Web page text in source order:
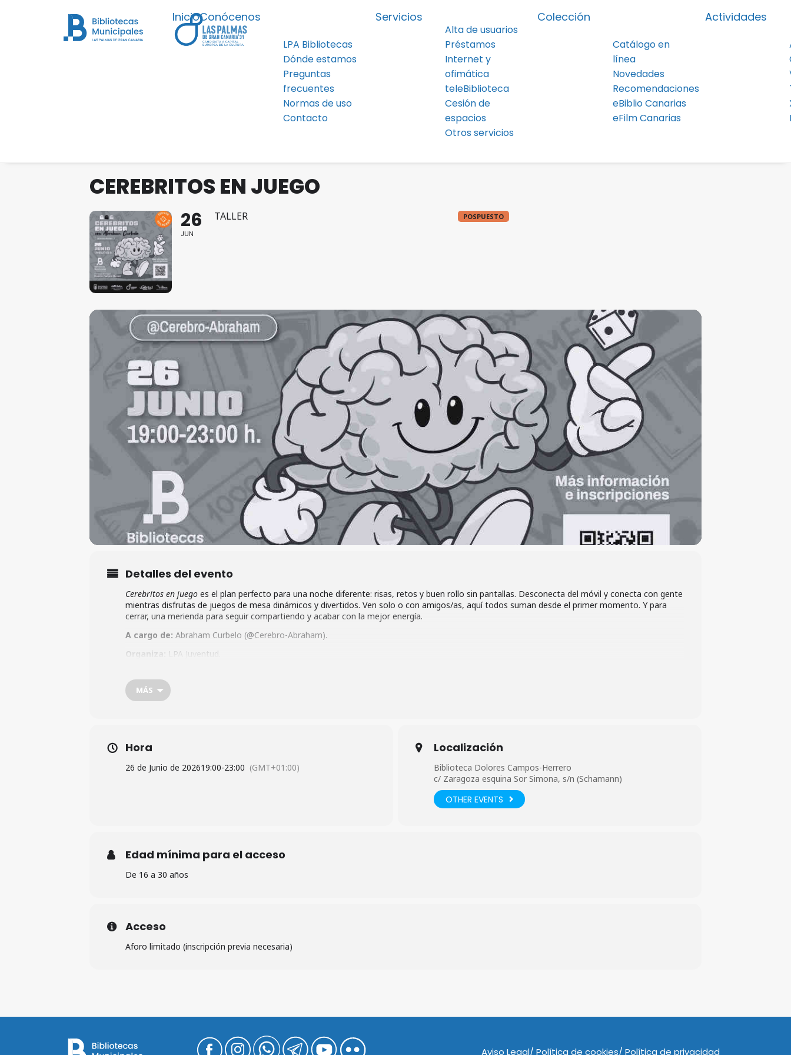
InicioConócenos
LPA Bibliotecas
Dónde estamos
Preguntas
frecuentes
Normas de uso
Contacto
Servicios
Alta de usuarios
Préstamos
Internet y
ofimática
teleBiblioteca
Cesión de
espacios
Otros servicios
Colección
Catálogo en
línea
Novedades
Recomendaciones
eBiblio Canarias
eFilm Canarias
Actividades
CEREBRITOS EN JUEGO
26
JUN
TALLER POSPUESTO
Detalles del evento
Cerebritos en juego es el plan perfecto para una noche diferente: risas, retos y buen rollo sin pantallas. Desconecta del móvil y conecta con gente
mientras disfrutas de juegos de mesa dinámicos y divertidos. Ven solo o con amigos/as, aquí todos suman desde el primer momento. Y para
cerrar, una merienda para seguir compartiendo y acabar con la mejor energía.
A cargo de: Abraham Curbelo (@Cerebro-Abraham).
Organiza:
LPA Juventud.
MÁS
Hora
26 de Junio de 202619:00-23:00 (GMT+01:00)
Localización
Biblioteca Dolores Campos-Herrero
c/ Zaragoza esquina Sor Simona, s/n (Schamann)
OTHER EVENTS
Edad mínima para el acceso
De 16 a 30 años
Acceso
Aforo limitado (inscripción previa necesaria)
Aviso Legal Política de cookies Política de privacidad